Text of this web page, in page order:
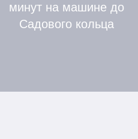
минут на машине до
Садового кольца